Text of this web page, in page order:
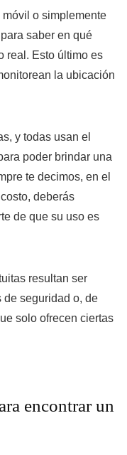
o simplemente
saber en qué
real. Esto último es
la ubicación
y todas usan el
poder brindar una
te decimos, en el
deberás
de que su uso es
resultan ser
de seguridad o, de
solo ofrecen ciertas
encontrar un